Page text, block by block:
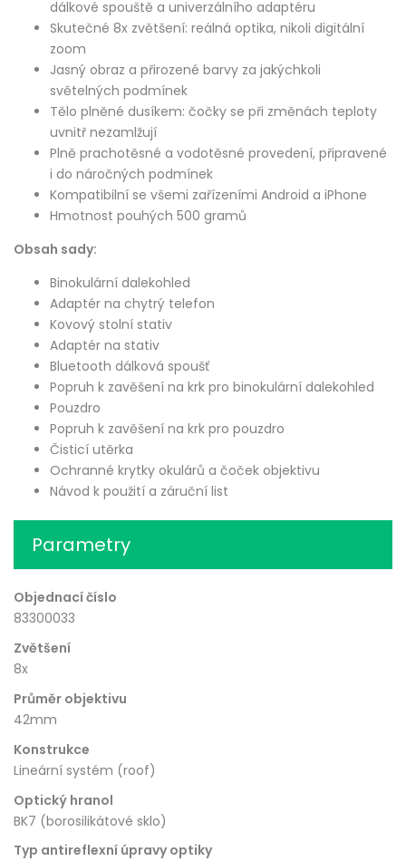
dálkové spouště a univerzálního adaptéru
Skutečné 8x zvětšení: reálná optika, nikoli digitální
zoom
Jasný obraz a přirozené barvy za jakýchkoli
světelných podmínek
Tělo plněné dusíkem: čočky se při změnách teploty
uvnitř nezamlžují
Plně prachotěsné a vodotěsné provedení, připravené
i do náročných podmínek
Kompatibilní se všemi zařízeními Android a iPhone
Hmotnost pouhých 500 gramů
Obsah sady:
Binokulární dalekohled
Adaptér na chytrý telefon
Kovový stolní stativ
Adaptér na stativ
Bluetooth dálková spoušť
Popruh k zavěšení na krk pro binokulární dalekohled
Pouzdro
Popruh k zavěšení na krk pro pouzdro
Čisticí utěrka
Ochranné krytky okulárů a čoček objektivu
Návod k použití a záruční list
Parametry
Objednací číslo
83300033
Zvětšení
8x
Průměr objektivu
42mm
Konstrukce
Lineární systém (roof)
Optický hranol
BK7 (borosilikátové sklo)
Typ antireflexní úpravy optiky